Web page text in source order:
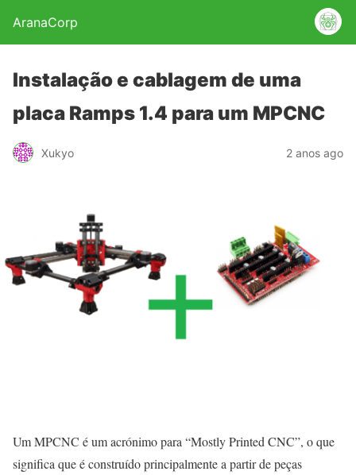
AranaCorp
Instalação e cablagem de uma
placa Ramps 1.4 para um MPCNC
Xukyo 2 anos ago
Um MPCNC é um acrónimo para “Mostly Printed CNC”, o que
significa que é construído principalmente a partir de peças